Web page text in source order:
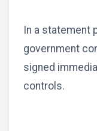
In a statement
government
signed
controls.